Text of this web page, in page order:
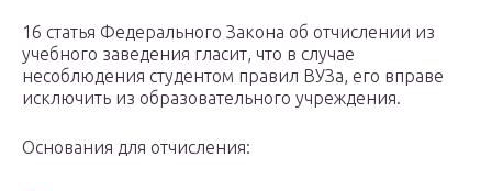
16 статья Федерального Закона об отчислении из
учебного заведения гласит, что в случае
несоблюдения студентом правил ВУЗа, его вправе
исключить из образовательного учреждения.
Основания для отчисления: